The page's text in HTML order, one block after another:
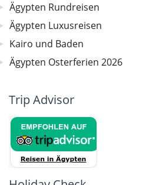
Ägypten Rundreisen
Ägypten Luxusreisen
Kairo und Baden
Ägypten Osterferien 2026
Trip Advisor